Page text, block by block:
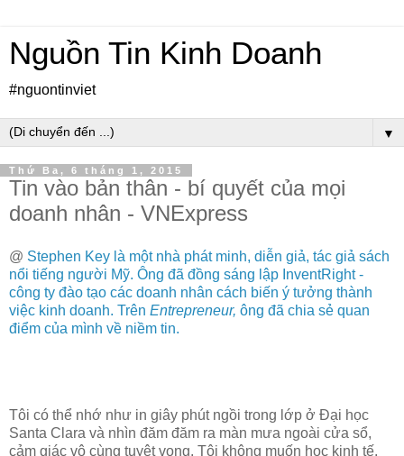
Nguồn Tin Kinh Doanh
#nguontinviet
▼
Thứ Ba, 6 tháng 1, 2015
Tin vào bản thân - bí quyết của mọi
doanh nhân - VNExpress
@ Stephen Key là một nhà phát minh, diễn giả, tác giả sách
nổi tiếng người Mỹ. Ông đã đồng sáng lập InventRight -
công ty đào tạo các doanh nhân cách biến ý tưởng thành
việc kinh doanh. Trên Entrepreneur, ông đã chia sẻ quan
điểm của mình về niềm tin.
Tôi có thể nhớ như in giây phút ngồi trong lớp ở Đại học
Santa Clara và nhìn đăm đăm ra màn mưa ngoài cửa sổ,
cảm giác vô cùng tuyệt vọng. Tôi không muốn học kinh tế.